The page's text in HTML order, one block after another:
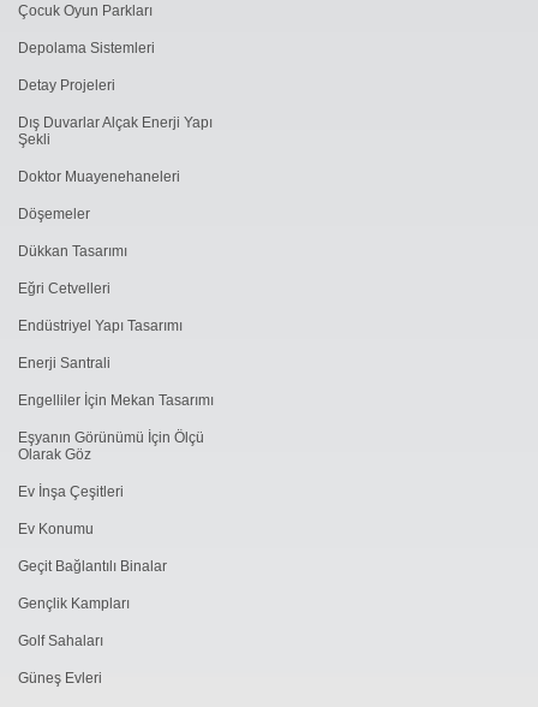
Çocuk Oyun Parkları
Depolama Sistemleri
Detay Projeleri
Dış Duvarlar Alçak Enerji Yapı
Şekli
Doktor Muayenehaneleri
Döşemeler
Dükkan Tasarımı
Eğri Cetvelleri
Endüstriyel Yapı Tasarımı
Enerji Santrali
Engelliler İçin Mekan Tasarımı
Eşyanın Görünümü İçin Ölçü
Olarak Göz
Ev İnşa Çeşitleri
Ev Konumu
Geçit Bağlantılı Binalar
Gençlik Kampları
Golf Sahaları
Güneş Evleri